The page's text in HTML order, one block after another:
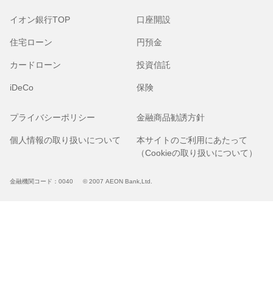
イオン銀行TOP 口座開設
住宅ローン 円預金
カードローン 投資信託
iDeCo 保険
プライバシーポリシー 金融商品勧誘方針
個人情報の取り扱いについて
本サイトのご利用にあたって
（Cookieの取り扱いについて）
金融機関コード：0040 © 2007 AEON Bank,Ltd.